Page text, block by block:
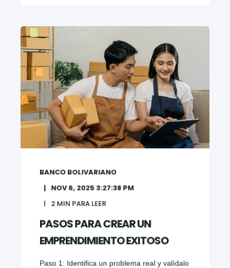
BANCO BOLIVARIANO
NOV 6, 2025 3:27:38 PM
2 MIN PARA LEER
PASOS PARA CREAR UN
EMPRENDIMIENTO EXITOSO
Paso 1: Identifica un problema real y valídalo